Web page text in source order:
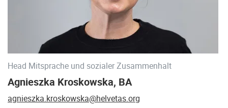
Head Mitsprache und sozialer Zusammenhalt
Agnieszka Kroskowska, BA
agnieszka.kroskowska@helvetas.org